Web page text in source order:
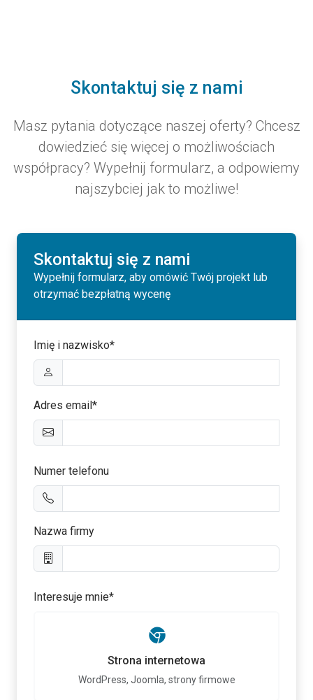
Skontaktuj się z nami
Masz pytania dotyczące naszej oferty? Chcesz
dowiedzieć się więcej o możliwościach
współpracy? Wypełnij formularz, a odpowiemy
najszybciej jak to możliwe!
Skontaktuj się z nami
Wypełnij formularz, aby omówić Twój projekt lub
otrzymać bezpłatną wycenę
Imię i nazwisko*
Adres email*
Numer telefonu
Nazwa firmy
Interesuje mnie*
Strona internetowa
WordPress, Joomla, strony firmowe